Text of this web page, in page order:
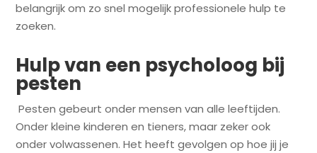
belangrijk om zo snel mogelijk professionele hulp te
zoeken.
Hulp van een psycholoog bij
pesten
Pesten gebeurt onder mensen van alle leeftijden.
Onder kleine kinderen en tieners, maar zeker ook
onder volwassenen. Het heeft gevolgen op hoe jij je